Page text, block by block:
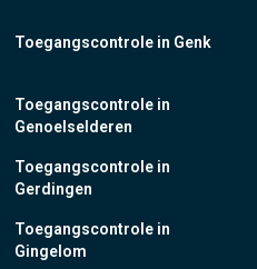
Toegangscontrole in Genk
Toegangscontrole in
Genoelselderen
Toegangscontrole in
Gerdingen
Toegangscontrole in
Gingelom